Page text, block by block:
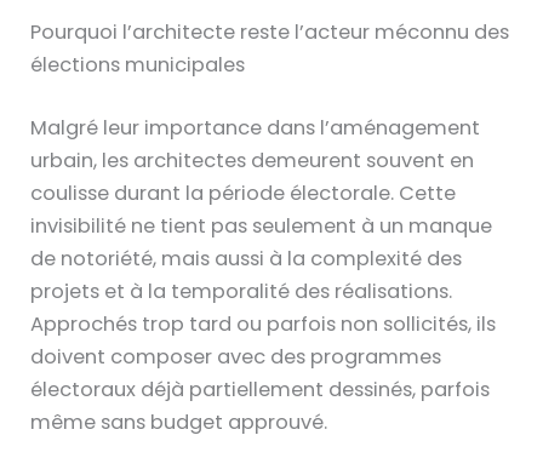
Pourquoi l’architecte reste l’acteur méconnu des
élections municipales
Malgré leur importance dans l’aménagement
urbain, les architectes demeurent souvent en
coulisse durant la période électorale. Cette
invisibilité ne tient pas seulement à un manque
de notoriété, mais aussi à la complexité des
projets et à la temporalité des réalisations.
Approchés trop tard ou parfois non sollicités, ils
doivent composer avec des programmes
électoraux déjà partiellement dessinés, parfois
même sans budget approuvé.